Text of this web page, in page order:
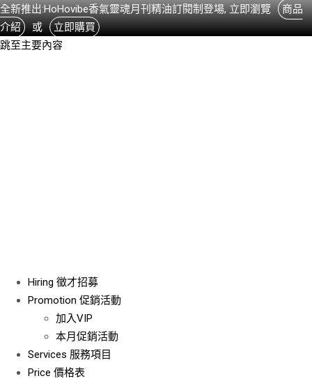
全新推出:HoHovibe香氣靈魂月刊精油訂閱制登場, 立即瀏覽
商品
介紹
或
立即購買
跳至主要內容
Hiring 徵才招募
Promotion 促銷活動
加入VIP
本月促銷活動
Services 服務項目
Price 價格表